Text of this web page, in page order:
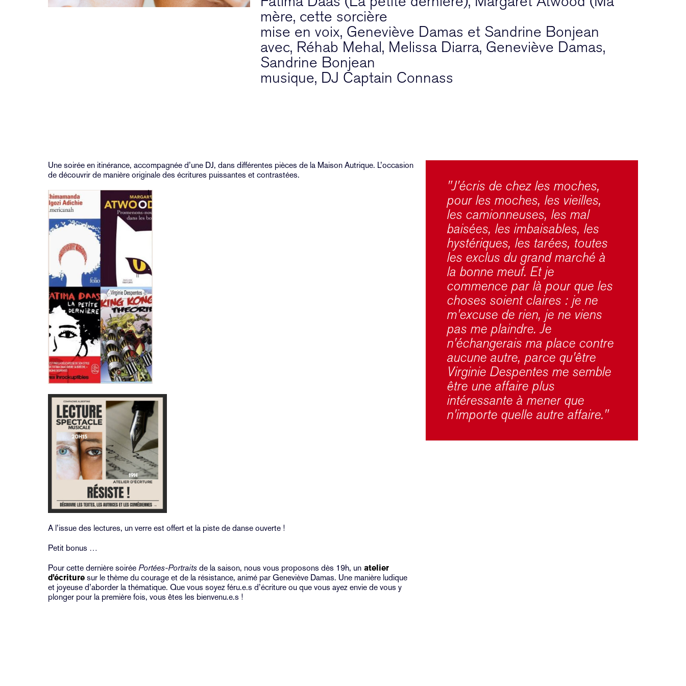
mère, cette sorcière
mise en voix, Geneviève Damas et Sandrine Bonjean
avec, Réhab Mehal, Melissa Diarra, Geneviève Damas,
Sandrine Bonjean
musique, DJ Captain Connass
Une soirée en itinérance, accompagnée d’une DJ, dans différentes pièces de la Maison Autrique. L’occasion
de découvrir de manière originale des écritures puissantes et contrastées.
A l’issue des lectures, un verre est offert et la piste de danse ouverte !
Petit bonus …
Pour cette dernière soirée Portées-Portraits de la saison, nous vous proposons dès 19h, un atelier
d’écriture sur le thème du courage et de la résistance, animé par Geneviève Damas. Une manière ludique
et joyeuse d’aborder la thématique. Que vous soyez féru.e.s d’écriture ou que vous ayez envie de vous y
plonger pour la première fois, vous êtes les bienvenu.e.s !
"J'écris de chez les moches,
pour les moches, les vieilles,
les camionneuses, les mal
baisées, les imbaisables, les
hystériques, les tarées, toutes
les exclus du grand marché à
la bonne meuf. Et je
commence par là pour que les
choses soient claires : je ne
m'excuse de rien, je ne viens
pas me plaindre. Je
n'échangerais ma place contre
aucune autre, parce qu'être
Virginie Despentes me semble
être une affaire plus
intéressante à mener que
n'importe quelle autre affaire."